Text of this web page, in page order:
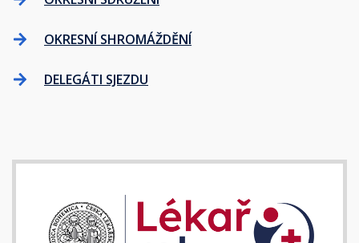
OKRESNÍ SHROMÁŽDĚNÍ
DELEGÁTI SJEZDU